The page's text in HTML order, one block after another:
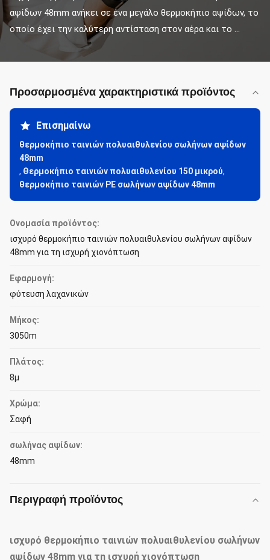
αψίδων 48mm ανήκει σε ένα μεγάλο θερμοκήπιο αψίδων, το
οποίο έχει την καλύτερη αντίσταση στον αέρα και το ...
Προσαρμοσμένα χαρακτηριστικά προϊόντος
Επισημαίνω
θερμοκήπιο ταινιών πολυαιθυλενίου σωλήνων αψίδων
48mm
, Θερμοκήπιο ταινιών πολυαιθυλενίου 150 μικρού,
θερμοκήπιο ταινιών PE σωλήνων αψίδων 48mm
Ονομασία προϊόντος:
ισχυρό θερμοκήπιο ταινιών πολυαιθυλενίου σωλήνων αψίδων
48mm για τη ισχυρή χιονόπτωση
Εφαρμογή:
φύτευση λαχανικών
Μήκος:
3050m
Πλάτος:
8μ
Χρώμα:
Σαφή
σωλήνας αψίδων:
48mm
Περιγραφή προϊόντος
ισχυρό θερμοκήπιο ταινιών πολυαιθυλενίου σωλήνων
αψίδων 48mm για τη ισχυρή χιονόπτωση